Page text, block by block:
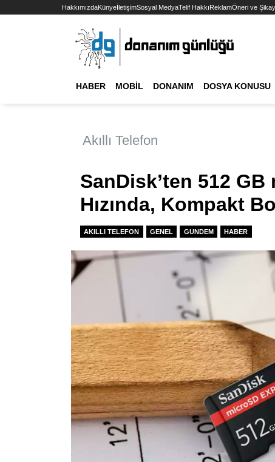
HakkımızdaKünyeİletişimSosyal MedyaTelif HakkıReklamÖneri ve
HABER MOBIL DONANIM DOSYA KONUSU
Akıllı Telefon
SanDisk’ten 512
Hızında, Kompakt
AKILLI TELEFON GENEL GUNDEM HABER